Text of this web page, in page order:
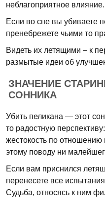
неблагоприятное влияние.
Если во сне вы убиваете
пренебрежете чьими то
Видеть их летящими – к
размытые идеи об
ЗНАЧЕНИЕ
СОННИКА
Убить пеликана — этот
то радостную
жестокость по
этому поводу ни
Если вам приснился
перенесете все
Судьба, относясь к ним